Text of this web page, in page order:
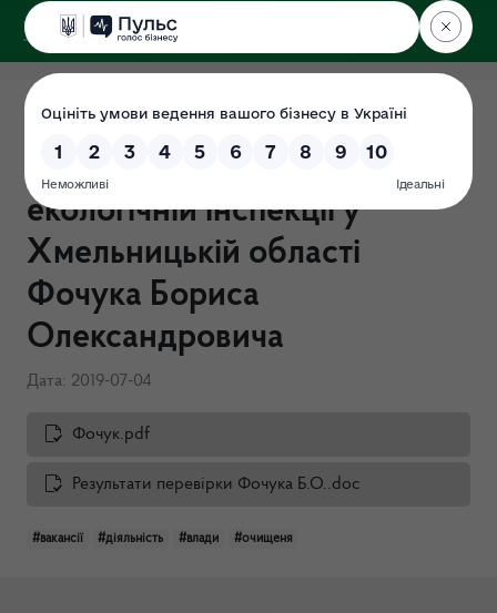
ДЕРЖЕКОІНСПЕКЦІЯ
у Хмельницькій області
Перевірка "Про очищення
влади" в Державній
екологічній інспекції у
Хмельницькій області
Фочука Бориса
Олександровича
Дата: 2019-07-04
Фочук.pdf
Результати перевірки Фочука Б.О..doc
#вакансії #діяльність #влади #очищеня